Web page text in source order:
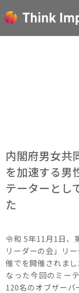
内閣府男女共
を加速する男
テーターとし
た
令和 5年11月1日、
リーダーの会」リ
催でを開催されま
なった今回のミー
120名のオブザー